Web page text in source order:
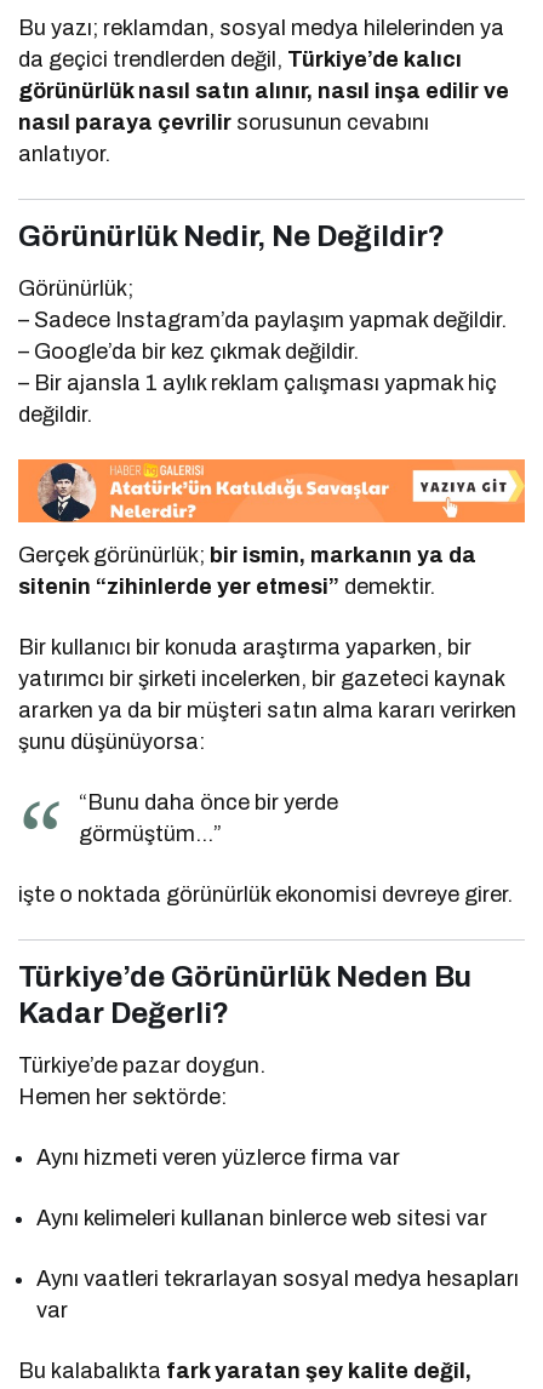
Bu yazı; reklamdan, sosyal medya hilelerinden ya
da geçici trendlerden değil, Türkiye’de kalıcı
görünürlük nasıl satın alınır, nasıl inşa edilir ve
nasıl paraya çevrilir sorusunun cevabını
anlatıyor.
Görünürlük Nedir, Ne Değildir?
Görünürlük;
– Sadece Instagram’da paylaşım yapmak değildir.
– Google’da bir kez çıkmak değildir.
– Bir ajansla 1 aylık reklam çalışması yapmak hiç
değildir.
Gerçek görünürlük; bir ismin, markanın ya da
sitenin “zihinlerde yer etmesi” demektir.
Bir kullanıcı bir konuda araştırma yaparken, bir
yatırımcı bir şirketi incelerken, bir gazeteci kaynak
ararken ya da bir müşteri satın alma kararı verirken
şunu düşünüyorsa:
“Bunu daha önce bir yerde
görmüştüm…”
işte o noktada görünürlük ekonomisi devreye girer.
Türkiye’de Görünürlük Neden Bu
Kadar Değerli?
Türkiye’de pazar doygun.
Hemen her sektörde:
Aynı hizmeti veren yüzlerce firma var
Aynı kelimeleri kullanan binlerce web sitesi var
Aynı vaatleri tekrarlayan sosyal medya hesapları
var
Bu kalabalıkta fark yaratan şey kalite değil,